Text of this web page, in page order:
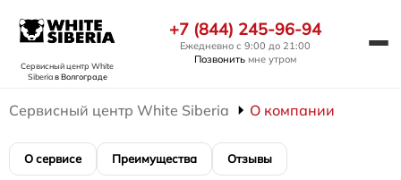
Сервисный центр White
Siberiaв Волгограде
+7 (844) 245-96-94
Ежедневно с 9:00 до 21:00
Позвонить мне утром
Сервисный центр White Siberia О компании
О сервисе Преимущества Отзывы